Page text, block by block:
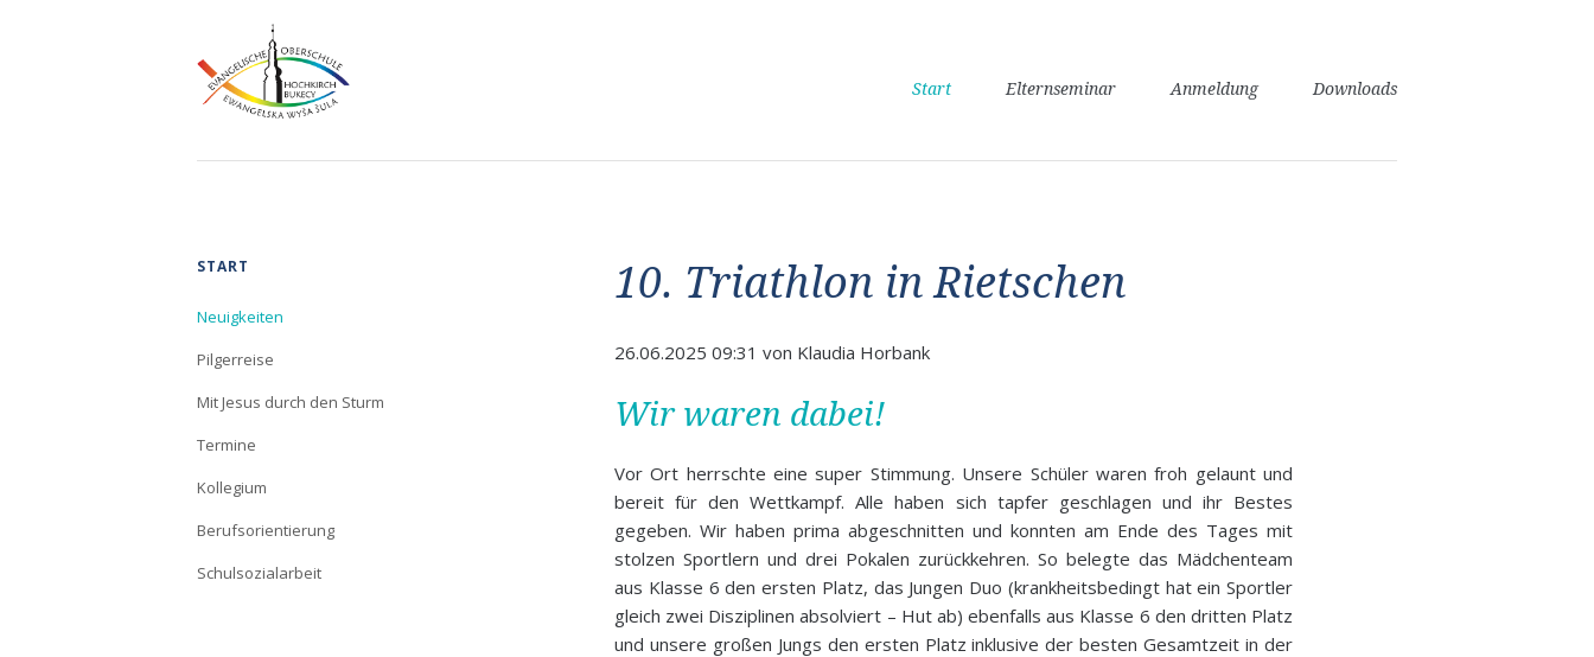
Navigation
Start Elternseminar Anmeldung Downloads
10. Triathlon in Rietschen
26.06.2025 09:31 von Klaudia Horbank
Wir waren dabei!
Vor Ort herrschte eine super Stimmung. Unsere Schüler waren froh gelaunt und
bereit für den Wettkampf. Alle haben sich tapfer geschlagen und ihr Bestes
gegeben. Wir haben prima abgeschnitten und konnten am Ende des Tages mit
stolzen Sportlern und drei Pokalen zurückkehren. So belegte das Mädchenteam
aus Klasse 6 den ersten Platz, das Jungen Duo (krankheitsbedingt hat ein Sportler
gleich zwei Disziplinen absolviert – Hut ab) ebenfalls aus Klasse 6 den dritten Platz
und unsere großen Jungs den ersten Platz inklusive der besten Gesamtzeit in der
Navigation
START
Neuigkeiten
Pilgerreise
Mit Jesus durch den Sturm
Termine
Kollegium
Berufsorientierung
Schulsozialarbeit